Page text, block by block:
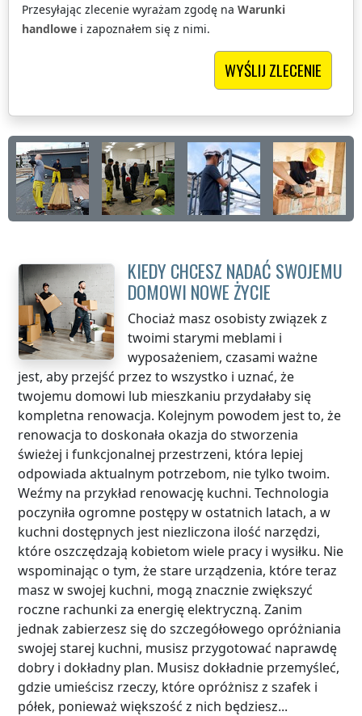
Przesyłając zlecenie wyrażam zgodę na Warunki
handlowe i zapoznałem się z nimi.
KIEDY CHCESZ NADAĆ SWOJEMU
DOMOWI NOWE ŻYCIE
Chociaż masz osobisty związek z
twoimi starymi meblami i
wyposażeniem, czasami ważne
jest, aby przejść przez to wszystko i uznać, że
twojemu domowi lub mieszkaniu przydałaby się
kompletna renowacja. Kolejnym powodem jest to, że
renowacja to doskonała okazja do stworzenia
świeżej i funkcjonalnej przestrzeni, która lepiej
odpowiada aktualnym potrzebom, nie tylko twoim.
Weźmy na przykład renowację kuchni. Technologia
poczyniła ogromne postępy w ostatnich latach, a w
kuchni dostępnych jest niezliczona ilość narzędzi,
które oszczędzają kobietom wiele pracy i wysiłku. Nie
wspominając o tym, że stare urządzenia, które teraz
masz w swojej kuchni, mogą znacznie zwiększyć
roczne rachunki za energię elektryczną. Zanim
jednak zabierzesz się do szczegółowego opróżniania
swojej starej kuchni, musisz przygotować naprawdę
dobry i dokładny plan. Musisz dokładnie przemyśleć,
gdzie umieścisz rzeczy, które opróżnisz z szafek i
półek, ponieważ większość z nich będziesz...